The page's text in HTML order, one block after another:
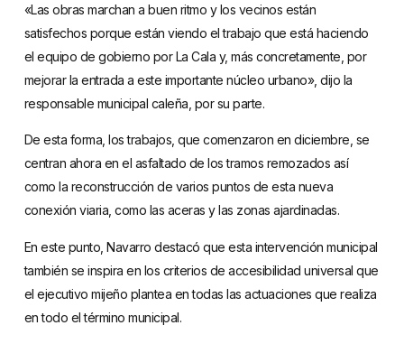
«Las obras marchan a buen ritmo y los vecinos están
satisfechos porque están viendo el trabajo que está haciendo
el equipo de gobierno por La Cala y, más concretamente, por
mejorar la entrada a este importante núcleo urbano», dijo la
responsable municipal caleña, por su parte.
De esta forma, los trabajos, que comenzaron en diciembre, se
centran ahora en el asfaltado de los tramos remozados así
como la reconstrucción de varios puntos de esta nueva
conexión viaria, como las aceras y las zonas ajardinadas.
En este punto, Navarro destacó que esta intervención municipal
también se inspira en los criterios de accesibilidad universal que
el ejecutivo mijeño plantea en todas las actuaciones que realiza
en todo el término municipal.